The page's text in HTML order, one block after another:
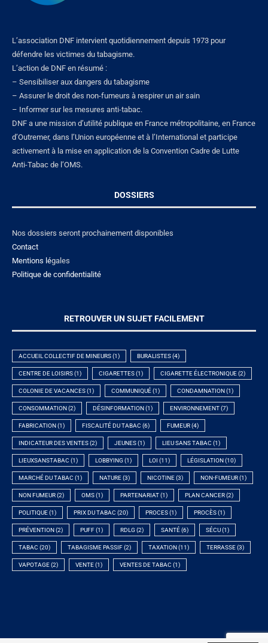
L’association DNF intervient quotidiennement depuis 1973 pour
défendre les victimes du tabagisme.
L’action de DNF en résumé :
– Sensibiliser aux dangers du tabagisme
– Assurer le droit des non-fumeurs à respirer un air sain
– Informer sur les mesures anti-tabac.
DNF a une mission d’utilité publique en France métropolitaine, en France
d’Outremer, dans l’Union européenne et à l’International et participe
activement à la mise en application de la Convention Cadre de Lutte
Anti-Tabac de l’OMS.
DOSSIERS
Nos dossiers seront prochainement disponibles
Contact
Mentions légales
Politique de confidentialité
RETROUVER UN SUJET FACILEMENT
ACCUEIL COLLECTIF DE MINEURS(1) BURALISTES(4)
CENTRE DE LOISIRS(1) CIGARETTES(1) CIGARETTE ÉLECTRONIQUE(2)
COLONIE DE VACANCES(1) COMMUNIQUÉ(1) CONDAMNATION (1)
CONSOMMATION (2) DÉSINFORMATION (1) ENVIRONNEMENT(7)
FABRICATION (1) FISCALITÉ DU TABAC (6) FUMEUR(4)
INDICATEUR DES VENTES(2) JEUNES(1) LIEU SANS TABAC (1)
LIEUXSANSTABAC (1) LOBBYING (1) LOI (11) LÉGISLATION (10)
MARCHÉ DU TABAC (1) NATURE(3) NICOTINE(3) NON-FUMEUR(1)
NON FUMEUR(2) OMS(1) PARTENARIAT(1) PLAN CANCER(2)
POLITIQUE(1) PRIX DU TABAC (20) PROCES(1) PROCÈS(1)
PRÉVENTION (2) PUFF(1) RDLG (2) SANTÉ(6) SÉCU(1)
TABAC (20) TABAGISME PASSIF(2) TAXATION (11) TERRASSE(3)
VAPOTAGE(2) VENTE(1) VENTES DE TABAC (1)